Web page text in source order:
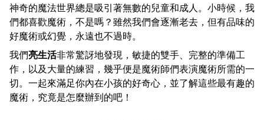
神奇的魔法世界總是吸引著無數的兒童和成人。小時候，我
們都喜歡魔術，不是嗎？雖然我們會逐漸老去，但有品味的
好魔術或幻覺，永遠也不過時。
我們亮生活非常驚訝地發現，敏捷的雙手、完整的準備工
作，以及大量的練習，幾乎便是魔術師們表演魔術所需的一
切。一起來滿足你內在小孩的好奇心，並了解這些最有趣的
魔術，究竟是怎麼辦到的吧！